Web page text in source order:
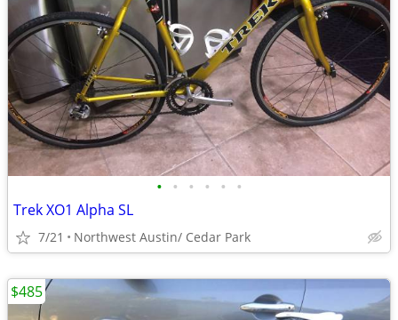
• • • • • •
Trek XO1 Alpha SL
7/21 Northwest Austin/ Cedar Park
$485